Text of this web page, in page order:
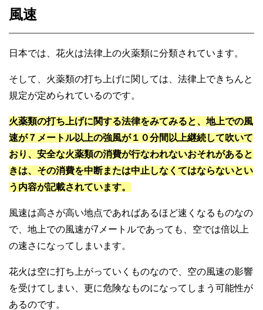
風速
日本では、花火は法律上の火薬類に分類されています。
そして、火薬類の打ち上げに関しては、法律上できちんと
規定が定められているのです。
火薬類の打ち上げに関する法律をみてみると、地上での風
速が７メートル以上の強風が１０分間以上継続して吹いて
おり、安全な火薬類の消費が行なわれないおそれがあると
きは、その消費を中断または中止しなくてはならないとい
う内容が記載されています。
風速は高さが高い地点であればあるほど速くなるものなの
で、地上での風速が7メートルであっても、空では倍以上
の速さになってしまいます。
花火は空に打ち上がっていくものなので、空の風速の影響
を受けてしまい、更に危険なものになってしまう可能性が
あるのです。